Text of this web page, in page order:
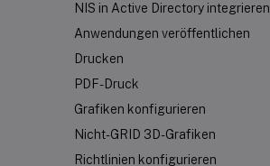
NIS in Active Directory integrieren
Anwendungen veröffentlichen
Drucken
PDF-Druck
Grafiken konfigurieren
Nicht-GRID 3D-Grafiken
Richtlinien konfigurieren